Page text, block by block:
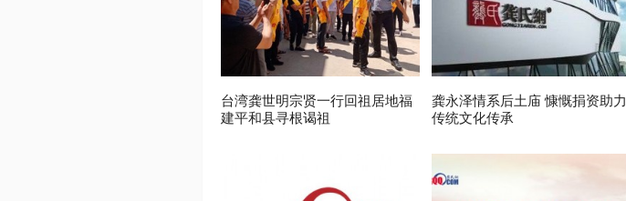
台湾龚世明宗贤一行回祖居地福
建平和县寻根谒祖
龚永泽情系后土庙 慷慨捐资助力
传统文化传承